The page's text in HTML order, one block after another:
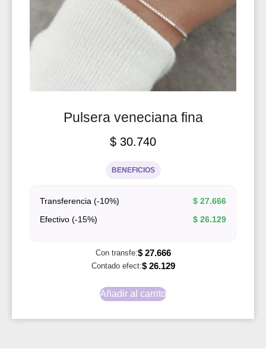
Pulsera veneciana fina
$ 30.740
BENEFICIOS
Transferencia (-10%) $ 27.666
Efectivo (-15%)
$ 26.129
Con transfe:$27.666
Contado efect:$26.129
Añadir al carrito